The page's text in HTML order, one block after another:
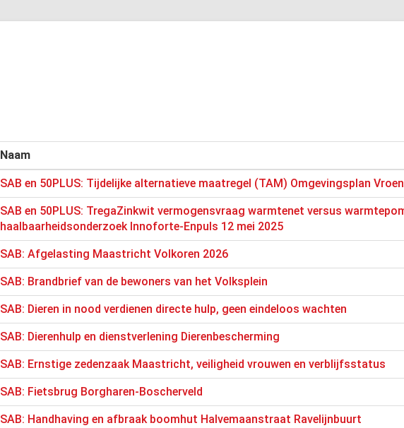
Naam
SAB en 50PLUS: Tijdelijke alternatieve maatregel (TAM) Omgevingsplan
SAB en 50PLUS: TregaZinkwit vermogensvraag warmtenet versus
haalbaarheidsonderzoek Innoforte-Enpuls 12 mei 2025
SAB: Afgelasting Maastricht Volkoren 2026
SAB: Brandbrief van de bewoners van het Volksplein
SAB: Dieren in nood verdienen directe hulp, geen eindeloos wachten
SAB: Dierenhulp en dienstverlening Dierenbescherming
SAB: Ernstige zedenzaak Maastricht, veiligheid vrouwen en verblijfsstatus
SAB: Fietsbrug Borgharen-Boscherveld
SAB: Handhaving en afbraak boomhut Halvemaanstraat Ravelijnbuurt